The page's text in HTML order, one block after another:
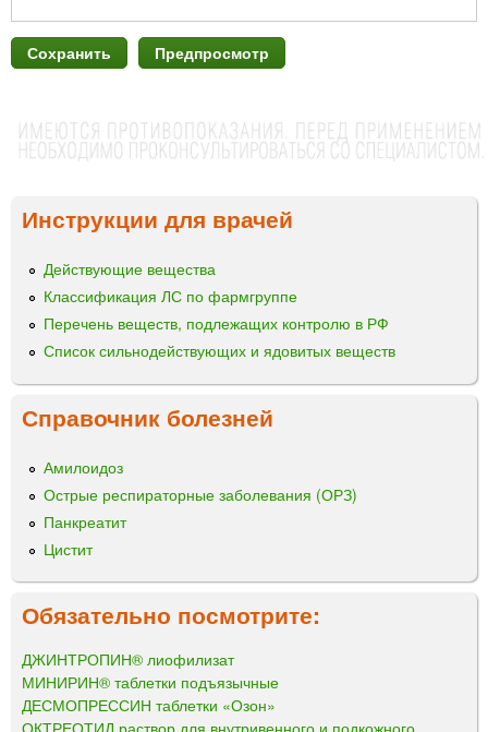
Инструкции для врачей
Действующие вещества
Классификация ЛС по фармгруппе
Перечень веществ, подлежащих контролю в РФ
Список сильнодействующих и ядовитых веществ
Справочник болезней
Амилоидоз
Острые респираторные заболевания (ОРЗ)
Панкреатит
Цистит
Обязательно посмотрите:
ДЖИНТРОПИН® лиофилизат
МИНИРИН® таблетки подъязычные
ДЕСМОПРЕССИН таблетки «Озон»